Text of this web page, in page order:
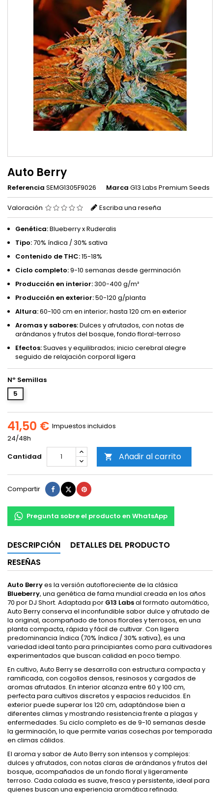
Auto Berry
Referencia SEMG1305F9026 Marca G13 Labs Premium Seeds
Valoración Escriba una reseña
Genética:Blueberry x Ruderalis
Tipo:70% índica / 30% sativa
Contenido de THC:15-18%
Ciclo completo:9-10 semanas desde germinación
Producción en interior:300-400 g/m²
Producción en exterior:50-120 g/planta
Altura:60-100 cm en interior; hasta 120 cm en exterior
Aromas y sabores:Dulces y afrutados, con notas de
arándanos y frutos del bosque, fondo floral-terroso
Efectos:Suaves y equilibrados; inicio cerebral alegre
seguido de relajación corporal ligera
Nº Semillas
5
41,50 € Impuestos incluidos
24/48h
Cantidad
 Añadir al carrito
Compartir Compartir
TuitearPinterest
Pregunta sobre el producto en WhatsApp
DESCRIPCIÓN
DETALLES DEL PRODUCTO
RESEÑAS
Auto Berryes la versión autofloreciente de la clásica
Blueberry, una genética de fama mundial creada en los años
70 por DJ Short. Adaptada por G13 Labsal formato automático,
Auto Berry conserva el inconfundible sabor dulce y afrutado de
la original, acompañado de tonos florales y terrosos, en una
planta compacta, rápida y fácil de cultivar. Con ligera
predominancia índica (70% índica / 30% sativa), es una
variedad ideal tanto para principiantes como para cultivadores
experimentados que buscan calidad en poco tiempo.
En cultivo, Auto Berry se desarrolla con estructura compacta y
ramificada, con cogollos densos, resinosos y cargados de
aromas afrutados. En interior alcanza entre 60 y 100 cm,
perfecta para cultivos discretos y espacios reducidos. En
exterior puede superar los 120 cm, adaptándose bien a
diferentes climas y mostrando resistencia frente a plagas y
enfermedades. Su ciclo completo es de 9-10 semanas desde
la germinación, lo que permite varias cosechas por temporada
en climas cálidos.
El aroma y sabor de Auto Berry son intensos y complejos:
dulces y afrutados, con notas claras de arándanos y frutos del
bosque, acompañados de un fondo floral y ligeramente
terroso. Cada calada es suave, fresca y persistente, ideal para
quienes buscan una experiencia aromática refinada.